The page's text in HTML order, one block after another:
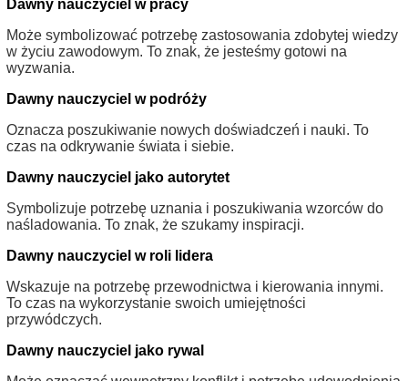
Dawny nauczyciel w pracy
Może symbolizować potrzebę zastosowania zdobytej wiedzy
w życiu zawodowym. To znak, że jesteśmy gotowi na
wyzwania.
Dawny nauczyciel w podróży
Oznacza poszukiwanie nowych doświadczeń i nauki. To
czas na odkrywanie świata i siebie.
Dawny nauczyciel jako autorytet
Symbolizuje potrzebę uznania i poszukiwania wzorców do
naśladowania. To znak, że szukamy inspiracji.
Dawny nauczyciel w roli lidera
Wskazuje na potrzebę przewodnictwa i kierowania innymi.
To czas na wykorzystanie swoich umiejętności
przywódczych.
Dawny nauczyciel jako rywal